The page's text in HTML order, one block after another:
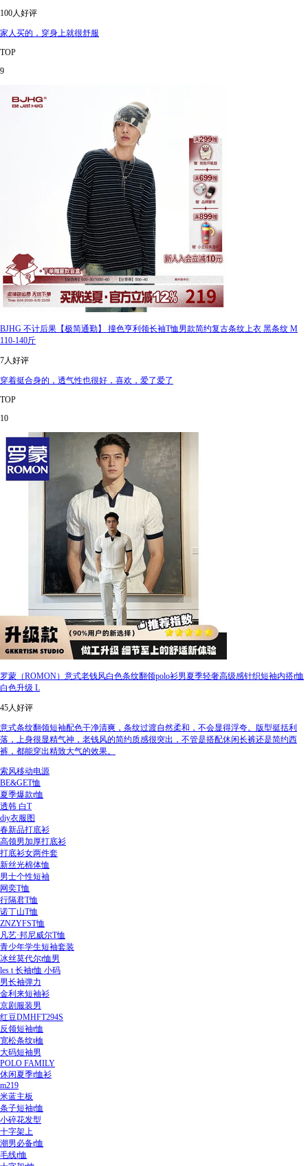
100人好评
家人买的，穿身上就很舒服
TOP
9
BJHG 不计后果【极简通勤】 撞色亨利领长袖T恤男款简约复古条纹上衣 黑条纹 M
110-140斤
7人好评
穿着挺合身的，透气性也很好，喜欢，爱了爱了
TOP
10
罗蒙（ROMON）意式老钱风白色条纹翻领polo衫男夏季轻奢高级感针织短袖内搭t恤
白色升级 L
45人好评
意式条纹翻领短袖配色干净清爽，条纹过渡自然柔和，不会显得浮夸。版型挺括利
落，上身很显精气神，老钱风的简约质感很突出，不管是搭配休闲长裤还是简约西
裤，都能穿出精致大气的效果。
索风移动电源
BE&GET恤
夏季爆款t恤
透韩 白T
diy衣服图
春新品打底衫
高领男加厚打底衫
打底衫女两件套
新丝光棉体恤
男士个性短袖
网奕T恤
行隔君T恤
诺丁山T恤
ZNZYFST恤
凡艺·邦尼威尔T恤
青少年学生短袖套装
冰丝莫代尔t恤男
les t 长袖t恤 小码
男长袖弹力
金利来短袖衫
京剧服装男
红豆DMHFT294S
反领短袖t恤
宽松条纹t桖
大码短袖男
POLO FAMILY
休闲夏季t恤衫
m219
米蓝主板
条子短袖t恤
小碎花发型
十字架上
潮男必备t恤
毛线t恤